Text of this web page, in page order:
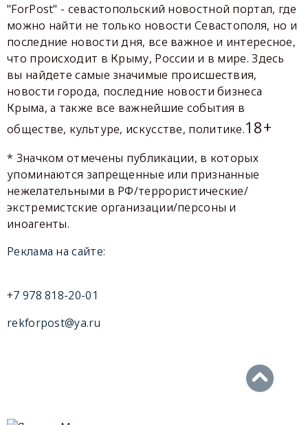
"ForPost" - севастопольский новостной портал, где
можно найти не только новости Севастополя, но и
последние новости дня, все важное и интересное,
что происходит в Крыму, России и в мире. Здесь
вы найдете самые значимые происшествия,
новости города, последние новости бизнеса
Крыма, а также все важнейшие события в
обществе, культуре, искусстве, политике.18+
* Значком отмечены публикации, в которых
упоминаются запрещенные или признанные
нежелательными в РФ/террористические/
экстремистские организации/персоны и
иноагенты.
Реклама на сайте:
+7 978 818-20-01
rekforpost@ya.ru